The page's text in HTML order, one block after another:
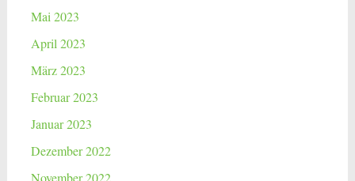
Mai 2023
April 2023
März 2023
Februar 2023
Januar 2023
Dezember 2022
November 2022